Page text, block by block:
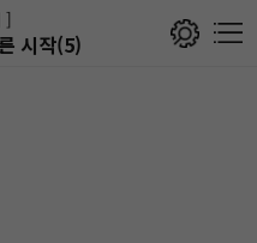
]
시작(5)